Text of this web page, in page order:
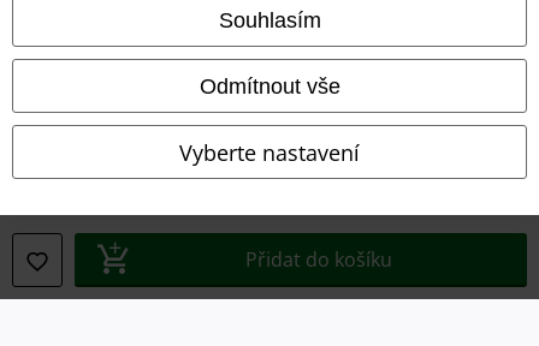
Souhlasím
Odmítnout vše
Vyberte nastavení
Přidat do košíku
Ochrana osobních údajů
Prohlášení o shodě
Informace o přístupnosti